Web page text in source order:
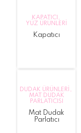
KAPATICI ,
YÜZ ÜRÜNLERI
Kapatıcı
DUDAK ÜRÜNLERI ,
MAT DUDAK
PARLATICISI
Mat Dudak
Parlatıcı